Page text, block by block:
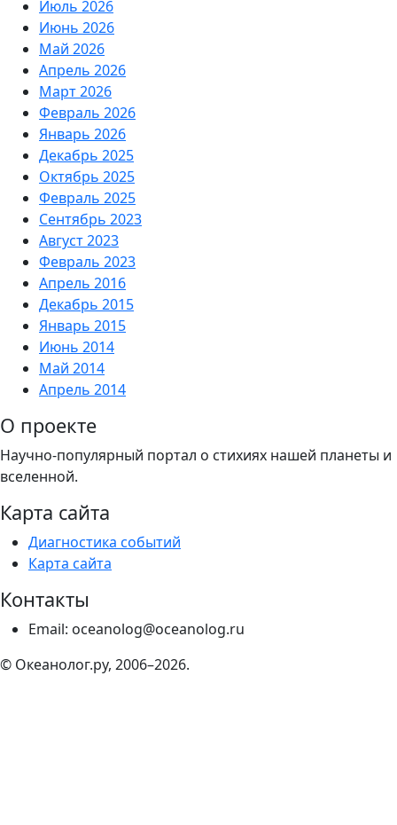
Июль 2026
Июнь 2026
Май 2026
Апрель 2026
Март 2026
Февраль 2026
Январь 2026
Декабрь 2025
Октябрь 2025
Февраль 2025
Сентябрь 2023
Август 2023
Февраль 2023
Апрель 2016
Декабрь 2015
Январь 2015
Июнь 2014
Май 2014
Апрель 2014
О проекте
Научно-популярный портал о стихиях нашей планеты и
вселенной.
Карта сайта
Диагностика событий
Карта сайта
Контакты
Email: oceanolog@oceanolog.ru
© Океанолог.ру, 2006–2026.